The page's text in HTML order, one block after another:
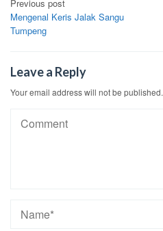
Post
navigation
Previous post
Mengenal Keris Jalak Sangu
Tumpeng
Leave a Reply
Your email address will not be published.